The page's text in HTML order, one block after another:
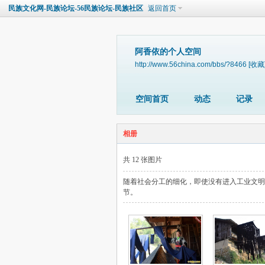
民族文化网-民族论坛-56民族论坛-民族社区 返回首页
阿香依的个人空间
http://www.56china.com/bbs/?8466 [收
空间首页 动态 记录
相册
共 12 张图片
随着社会分工的细化，即使没有进入工业文
节。